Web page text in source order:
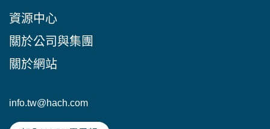
資源中心
關於公司與集團
關於網站
info.tw@hach.com